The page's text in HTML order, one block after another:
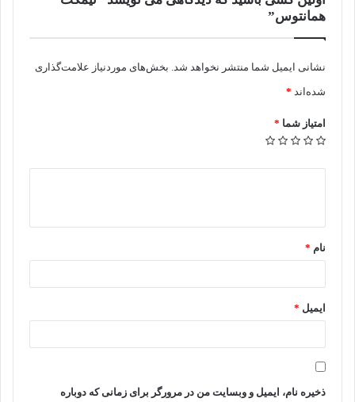
همانتوس”
نشانی ایمیل شما منتشر نخواهد شد. بخش‌های موردنیاز علامت‌گذاری
شده‌اند *
امتیاز شما *
د
گ
ش
م
ا
نام *
ایمیل *
ذخیره نام، ایمیل و وبسایت من در مرورگر برای زمانی که دوباره